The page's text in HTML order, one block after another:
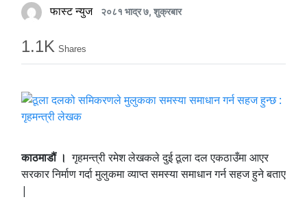
फास्ट न्युज २०८१ भाद्र ७, शुक्रबार
1.1K Shares
काठमाडौं । गृहमन्त्री रमेश लेखकले दुई ठूला दल एकठाउँमा आएर
सरकार निर्माण गर्दा मुलुकमा व्याप्त समस्या समाधान गर्न सहज हुने बताए
|